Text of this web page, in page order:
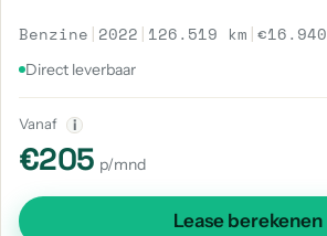
Benzine | 2022 | 126.519 km |€16.940
Direct leverbaar
Vanaf i
€205 p/mnd
Lease berekenen